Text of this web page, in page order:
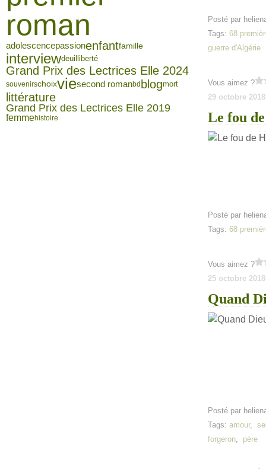
roman
adolescencepassionenfantfamille
interviewdeuil liberté
Grand Prix des Lectrices Elle 2024
souvenirschoixviesecond romanbdblogmort
littérature
Grand Prix des Lectrices Elle 2019
femmehistoire
Posté par
Tags: 68
guerre d'Algérie
Vous aimez ?
29 octobre 2018
Le fou
Posté par
Tags: 68
Vous aimez ?
25 octobre 2018
Quand
Posté par
Tags: amour,
forgeron, père